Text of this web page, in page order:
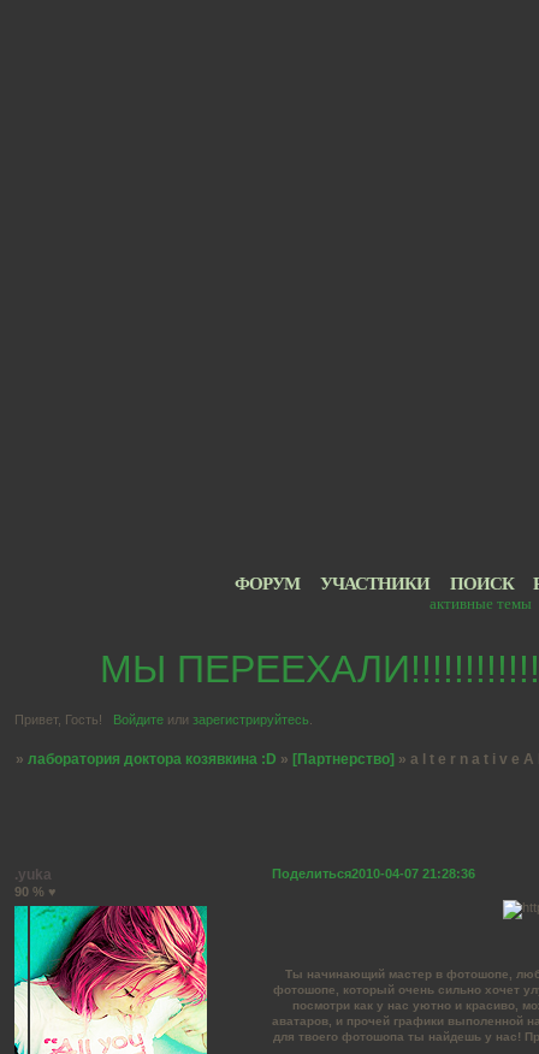
ФОРУМ УЧАСТНИКИ ПОИСК
активные темы
МЫ
Привет, Гость! Войдитеили зарегистрируйтесь
»лаборатория доктора козявкина :D »[Партнерство] »a l t e r n a t i v e A
Поделиться2010-04-07 21:28:36
.yuka
90 % ♥
Ты начинающий мастер в фотошопе,
фотошопе, который очень сильно хочет
посмотри как у нас уютно и красиво,
аватаров, и прочей графики выполенной
для твоего фотошопа ты найдешь у нас!